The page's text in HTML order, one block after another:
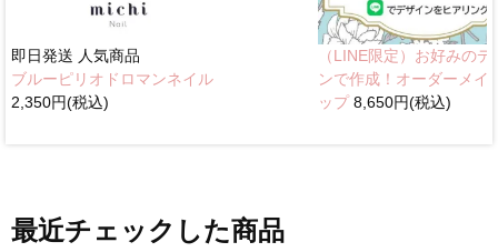
即日発送 人気商品
ブルーピリオドロマンネイル
2,350円(税込)
（LINE限定）お好みのデ
ンで作成！オーダーメイ
ップ8,650円(税込)
最近チェックした商品